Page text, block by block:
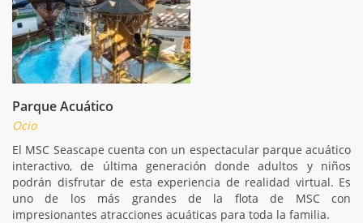
Parque Acuático
Ocio
El MSC Seascape cuenta con un espectacular parque acuático
interactivo, de última generación donde adultos y niños
podrán disfrutar de esta experiencia de realidad virtual. Es
uno de los más grandes de la flota de MSC con
impresionantes atracciones acuáticas para toda la familia.